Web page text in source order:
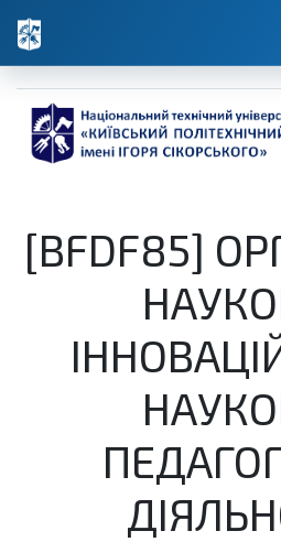
[BFDF85]